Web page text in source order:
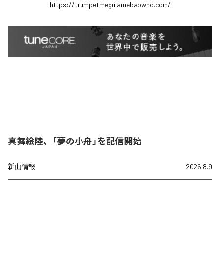
https://trumpetmegu.amebaownd.com/
真舞絵陸、「夢の小舟」を配信開始
新曲情報 2026.8.9